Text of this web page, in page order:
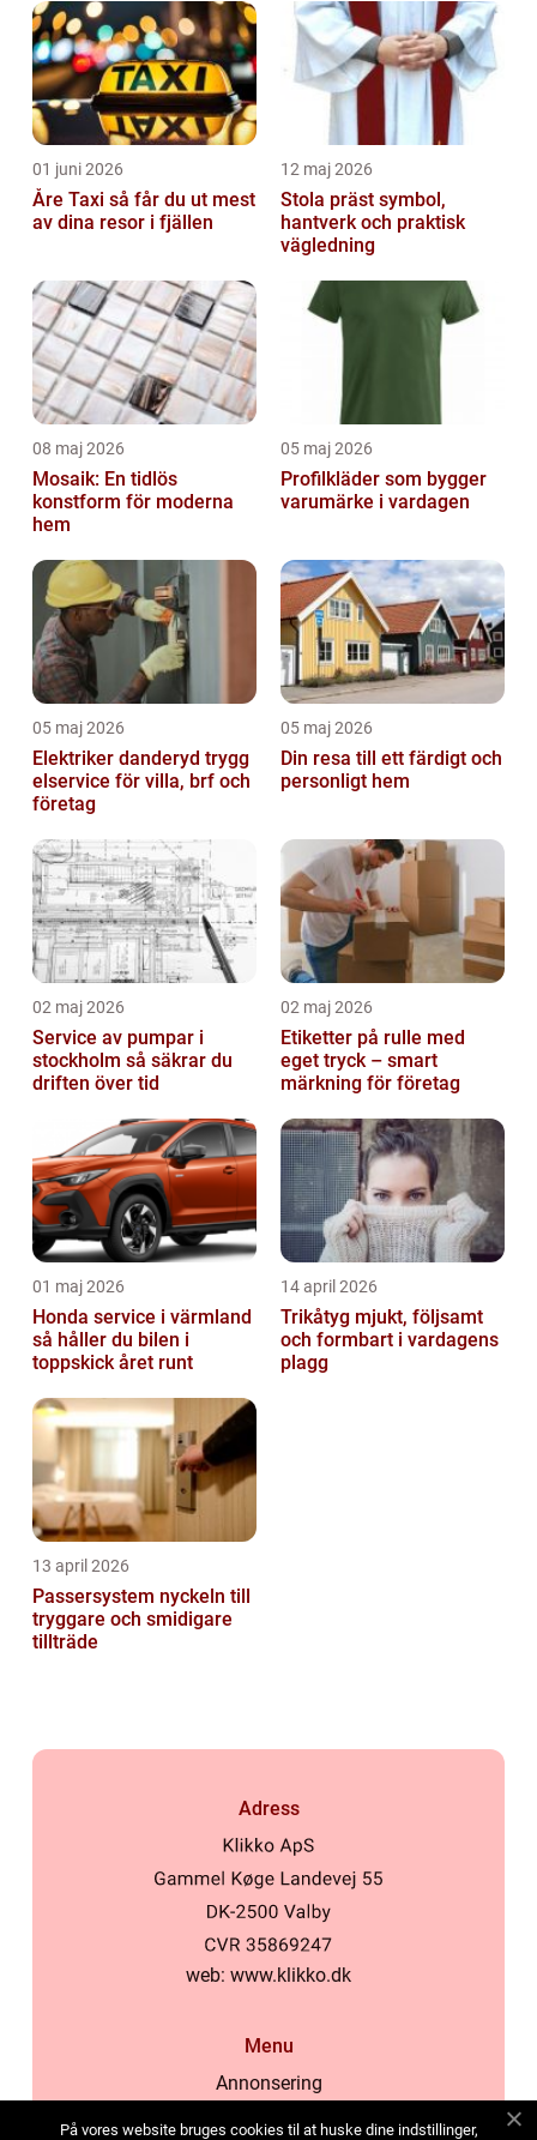
01 juni 2026
Åre Taxi så får du ut mest
av dina resor i fjällen
12 maj 2026
Stola präst symbol,
hantverk och praktisk
vägledning
08 maj 2026
Mosaik: En tidlös
konstform för moderna
hem
05 maj 2026
Profilkläder som bygger
varumärke i vardagen
05 maj 2026
Elektriker danderyd trygg
elservice för villa, brf och
företag
05 maj 2026
Din resa till ett färdigt och
personligt hem
02 maj 2026
Service av pumpar i
stockholm så säkrar du
driften över tid
02 maj 2026
Etiketter på rulle med
eget tryck – smart
märkning för företag
01 maj 2026
Honda service i värmland
så håller du bilen i
toppskick året runt
14 april 2026
Trikåtyg mjukt, följsamt
och formbart i vardagens
plagg
13 april 2026
Passersystem nyckeln till
tryggare och smidigare
tillträde
Adress
web: www.klikko.dk
Menu
Annonsering
På vores website bruges cookies til at huske dine indstillinger,